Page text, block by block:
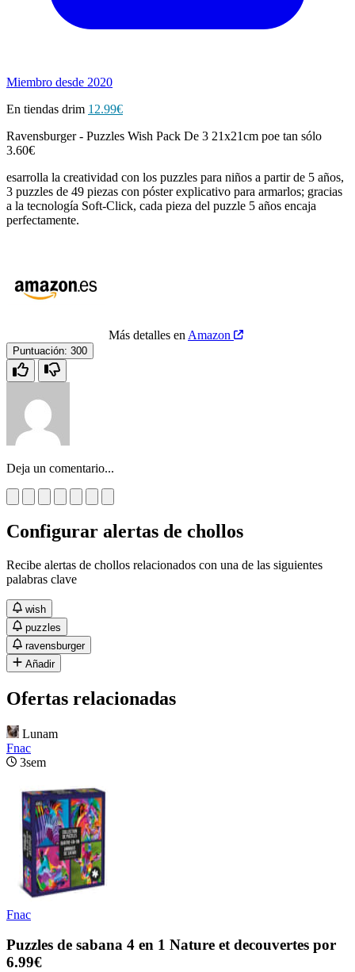
Miembro desde 2020
En tiendas drim 12.99€
Ravensburger - Puzzles Wish Pack De 3 21x21cm poe tan sólo
3.60€
esarrolla la creatividad con los puzzles para niños a partir de 5 años,
3 puzzles de 49 piezas con póster explicativo para armarlos; gracias
a la tecnología Soft-Click, cada pieza del puzzle 5 años encaja
perfectamente.
Más detalles en Amazon
Puntuación: 300
Deja un comentario...
Configurar alertas de chollos
Recibe alertas de chollos relacionados con una de las siguientes
palabras clave
wish
puzzles
ravensburger
Añadir
Ofertas relacionadas
Lunam
Fnac
3sem
Fnac
Puzzles de sabana 4 en 1 Nature et decouvertes por
6.99€